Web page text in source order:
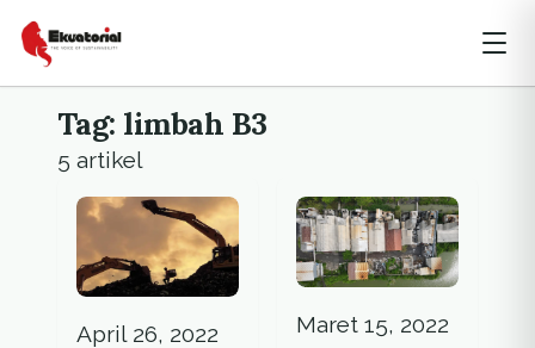
Tag: limbah B3
5 artikel
April 26, 2022 Maret 15, 2022